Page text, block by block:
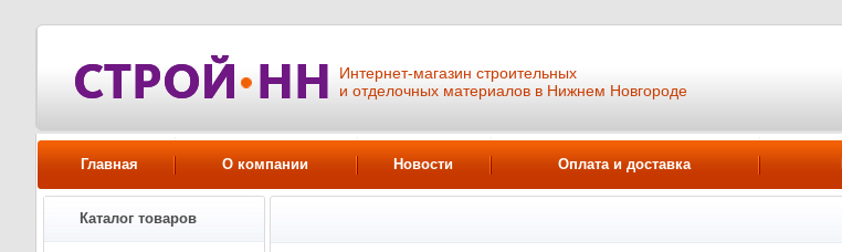
Интернет-магазин строительных
и отделочных материалов в Нижнем Новгороде
Главная О компании Новости Оплата и доставка
Каталог товаров